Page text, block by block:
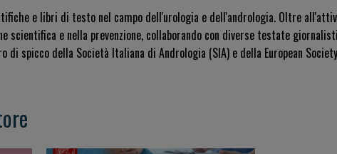
e libri di testo nel campo dell'urologia e dell'andrologia. Oltre
scientifica e nella prevenzione, collaborando con diverse testate
di spicco della Società Italiana di Andrologia (SIA) e della European